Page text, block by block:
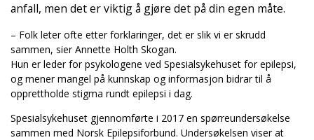
anfall, men det er viktig å gjøre det på din egen måte.
– Folk leter ofte etter forklaringer, det er slik vi er skrudd
sammen, sier Annette Holth Skogan.
Hun er leder for psykologene ved Spesialsykehuset for epilepsi,
og mener mangel på kunnskap og informasjon bidrar til å
opprettholde stigma rundt epilepsi i dag.
Spesialsykehuset gjennomførte i 2017 en spørreundersøkelse
sammen med Norsk Epilepsiforbund. Undersøkelsen viser at